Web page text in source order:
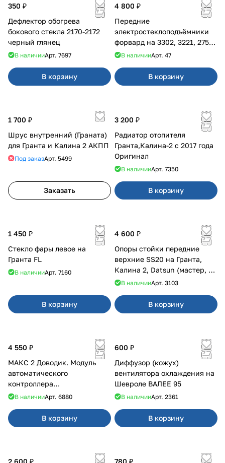
350 ₽
Дефлектор обогрева
бокового стекла 2170-2172
черный глянец
В наличииАрт. 7697
В корзину
4 800 ₽
Передние
электростеклоподъёмники
форвард на 3302, 3221, 2752,
2217В наличииАрт. 47
В корзину
1 700 ₽
Шрус внутренний (Граната)
для Гранта и Калина 2 АКПП
Под заказАрт. 5499
Заказать
3 200 ₽
Радиатор отопителя
Гранта,Калина-2 с 2017 года
Оригинал
В наличииАрт. 7350
В корзину
1 450 ₽
Стекло фары левое на
Гранта FL
В наличииАрт. 7160
В корзину
4 600 ₽
Опоры стойки передние
верхние SS20 на Гранта,
Калина 2, Datsun (мастер, с
ЭлУР, с подшипником) 2шт
В наличииАрт. 3103
В корзину
4 550 ₽
МАКС 2 Доводик. Модуль
автоматического
контроллера
стеклоподъемников для
В наличииАрт. 6880
В корзину
600 ₽
Диффузор (кожух)
вентилятора охлаждения на
Шевроле ВАЛЕЕ 95
В наличииАрт. 2361
В корзину
2 600 ₽ 780 ₽